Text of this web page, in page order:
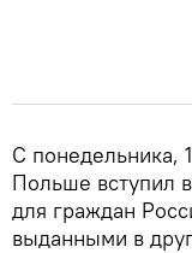
C понедельника,
Польше вступил
для граждан
выданными в